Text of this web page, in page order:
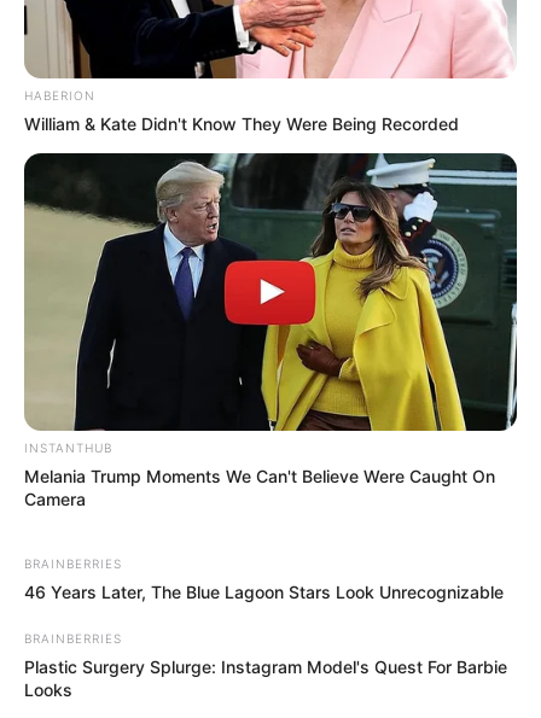
HABERION
William & Kate Didn't Know They Were Being Recorded
INSTANTHUB
Melania Trump Moments We Can't Believe Were Caught On
Camera
BRAINBERRIES
46 Years Later, The Blue Lagoon Stars Look Unrecognizable
BRAINBERRIES
Plastic Surgery Splurge: Instagram Model's Quest For Barbie
Looks